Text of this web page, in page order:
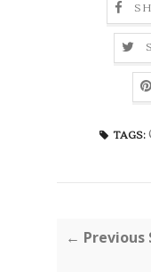
TAGS:
← Previous